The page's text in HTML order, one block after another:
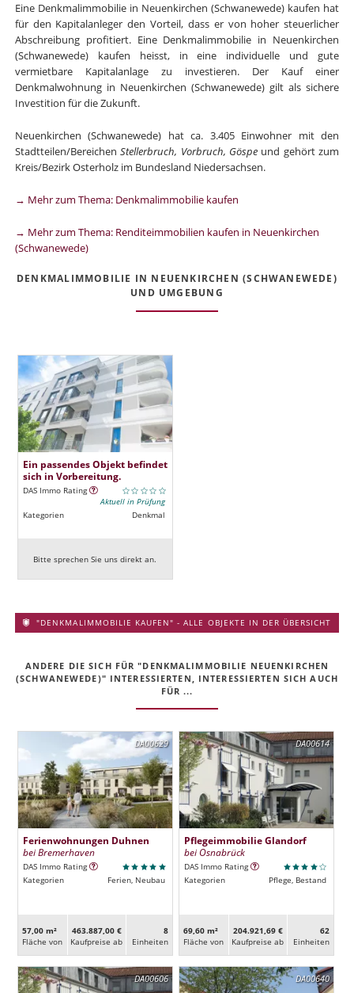
Eine Denkmalimmobilie in Neuenkirchen (Schwanewede) kaufen hat
für den Kapitalanleger den Vorteil, dass er von hoher steuerlicher
Abschreibung profitiert. Eine Denkmalimmobilie in Neuenkirchen
(Schwanewede) kaufen heisst, in eine individuelle und gute
vermietbare Kapitalanlage zu investieren. Der Kauf einer
Denkmalwohnung in Neuenkirchen (Schwanewede) gilt als sichere
Investition für die Zukunft.
Neuenkirchen (Schwanewede) hat ca. 3.405 Einwohner mit den
Stadtteilen/BereichenStellerbruch, Vorbruch, Göspe und gehört zum
Kreis/Bezirk Osterholz im Bundesland Niedersachsen.
→ Mehr zum Thema: Denkmalimmobilie kaufen
→ Mehr zum Thema: Renditeimmobilien kaufen in Neuenkirchen
(Schwanewede)
DENKMALIMMOBILIE IN NEUENKIRCHEN (SCHWANEWEDE)
UND UMGEBUNG
Ein passendes Objekt befindet
sich in Vorbereitung.
DAS Immo Rating
Aktuell in Prüfung
Kategorien
Denkmal
Bitte sprechen Sie uns direkt an.
"DENKMALIMMOBILIE KAUFEN" - ALLE OBJEKTE IN DER ÜBERSICHT
ANDERE DIE SICH FÜR "DENKMALIMMOBILIE NEUENKIRCHEN
(SCHWANEWEDE)" INTERESSIERTEN, INTERESSIERTEN SICH AUCH
FÜR ...
DA00629
Ferienwohnungen Duhnen
bei Bremerhaven
DAS Immo Rating
Kategorien
Ferien, Neubau
57,00 m²
Fläche von
463.887,00 €
Kaufpreise ab
8
Ein­heiten
DA00614
Pflegeimmobilie Glandorf
bei Osnabrück
DAS Immo Rating
Kategorien
Pflege, Bestand
69,60 m²
Fläche von
204.921,69 €
Kaufpreise ab
62
Ein­heiten
DA00606 DA00640